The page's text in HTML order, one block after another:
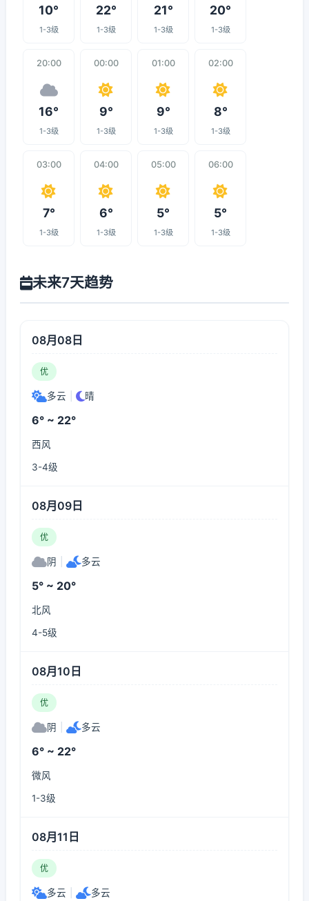
10°
1-3级
22°
1-3级
21°
1-3级
20°
1-3级
20:00
16°
1-3级
00:00
9°
1-3级
01:00
9°
1-3级
02:00
8°
1-3级
03:00
7°
1-3级
04:00
6°
1-3级
05:00
5°
1-3级
06:00
5°
1-3级
未来7天趋势
08月08日
优
多云 晴
6° ~ 22°
西风
3-4级
08月09日
优
阴 多云
5° ~ 20°
北风
4-5级
08月10日
优
阴 多云
6° ~ 22°
微风
1-3级
08月11日
优
多云 多云